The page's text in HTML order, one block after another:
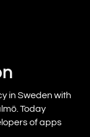
in Sweden with
Today
of apps